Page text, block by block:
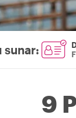
sunar:
9